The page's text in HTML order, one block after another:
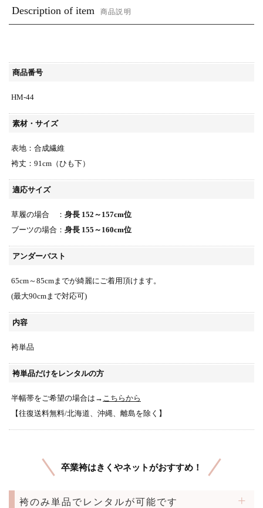
Description of item 商品説明
商品番号
HM-44
素材・サイズ
表地：合成繊維
袴丈：91cm（ひも下）
適応サイズ
草履の場合 ： 身長 152～157cm位
ブーツの場合： 身長 155～160cm位
アンダーバスト
65cm～85cmまでが綺麗にご着用頂けます。
(最大90cmまで対応可)
内容
袴単品
袴単品だけをレンタルの方
半幅帯をご希望の場合は→ こちらから
【往復送料無料/北海道、沖縄、離島を除く】
卒業袴はきくやネットがおすすめ！
袴のみ単品でレンタルが可能です